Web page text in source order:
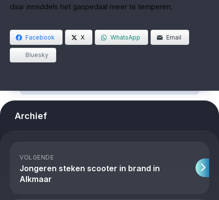
daar inmiddels het gaspedaal meer te temperen.
Facebook X WhatsApp Email
Bluesky
Archief
VOLGENDE
Jongeren steken scooter in brand in
Alkmaar